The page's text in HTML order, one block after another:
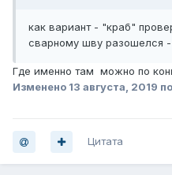
как вариант - "краб"
сварному шву разошелся -
Где именно там можно по
Изменено 13 августа, 2019
Цитата